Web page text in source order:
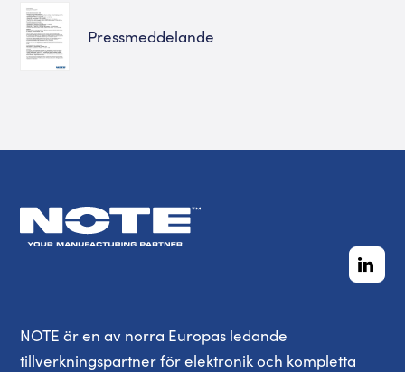
Pressmeddelande
NOTE är en av norra Europas ledande
tillverkningspartner för elektronik och kompletta